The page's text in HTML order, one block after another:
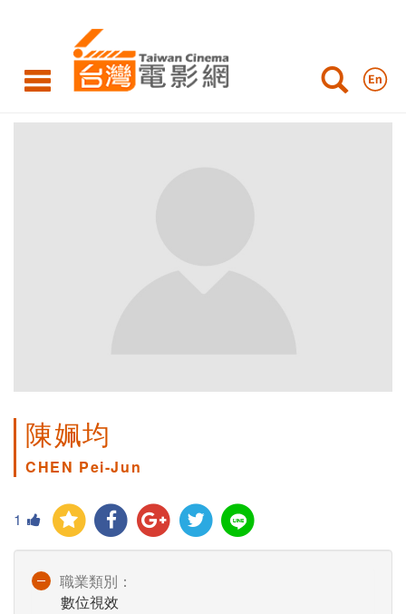
陳姵均
CHEN Pei-Jun
1
職業類別：
數位視效